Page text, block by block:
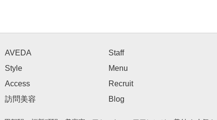
AVEDA
Staff
Style
Menu
Access
Recruit
訪問美容
Blog